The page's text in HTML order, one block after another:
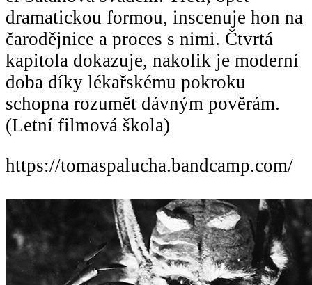
dramatickou formou, inscenuje hon na
čarodějnice a proces s nimi. Čtvrtá
kapitola dokazuje, nakolik je moderní
doba díky lékařskému pokroku
schopna rozumět dávným pověrám.
(Letní filmová škola)
https://tomaspalucha.bandcamp.com/